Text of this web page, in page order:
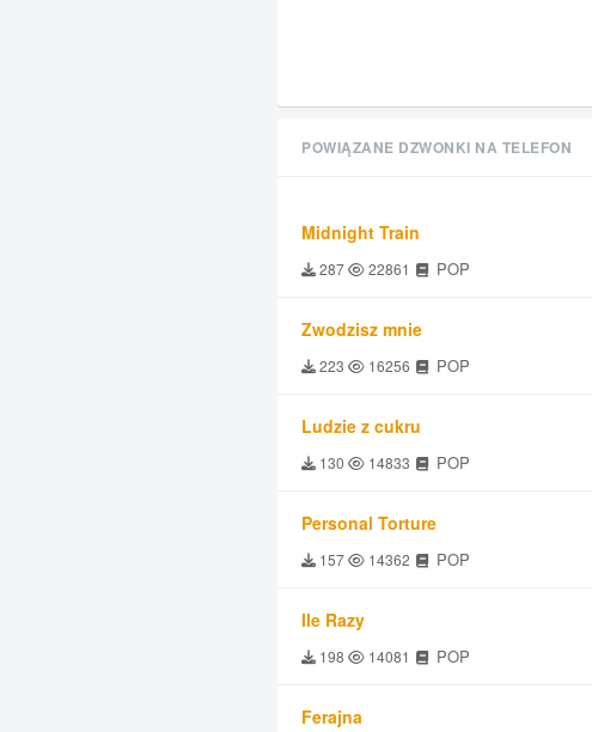
POWIĄZANE DZWONKI NA TELEFON
Midnight Train
287 22861 POP
Zwodzisz mnie
223 16256 POP
Ludzie z cukru
130 14833 POP
Personal Torture
157 14362 POP
Ile Razy
198 14081 POP
Ferajna